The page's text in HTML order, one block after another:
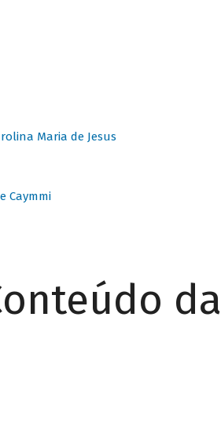
Maria de Jesus
Caymmi
da